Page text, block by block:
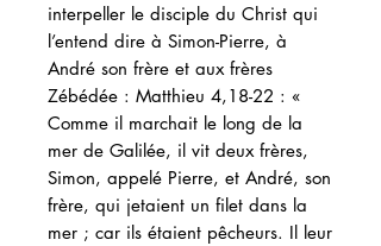
interpeller le disciple du Christ qui
l’entend dire à Simon-Pierre, à
André son frère et aux frères
Zébédée : Matthieu 4,18-22 : «
Comme il marchait le long de la
mer de Galilée, il vit deux frères,
Simon, appelé Pierre, et André, son
frère, qui jetaient un filet dans la
mer ; car ils étaient pêcheurs. Il leur